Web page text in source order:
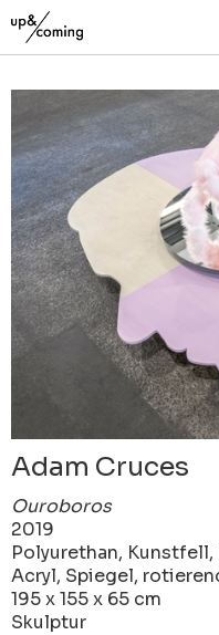
Adam Cruces
Ouroboros
2019
Polyurethan,
Acryl, Spiegel,
195 x 155 x 65 cm
Skulptur